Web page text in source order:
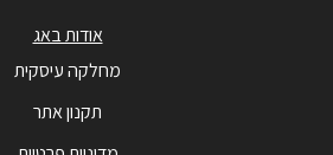
אודות באג
מחלקה עיסקית
תקנון אתר